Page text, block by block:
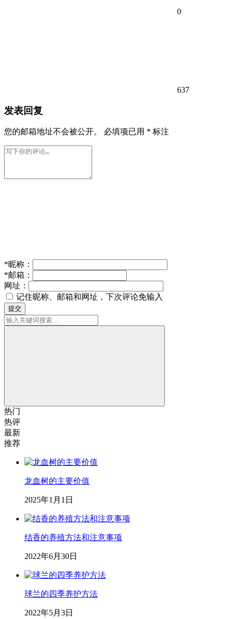
0
637
发表回复
您的邮箱地址不会被公开。 必填项已用 * 标注
*昵称：
*邮箱：
网址：
记住昵称、邮箱和网址，下次评论免输入
提交
热门
热评
最新
推荐
龙血树的主要价值
2025年1月1日
结香的养殖方法和注意事项
2022年6月30日
球兰的四季养护方法
2022年5月3日